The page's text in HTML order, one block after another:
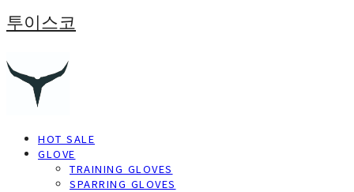
투이스코
HOT SALE
GLOVE
TRAINING GLOVES
SPARRING GLOVES